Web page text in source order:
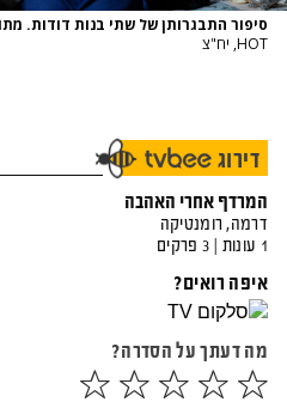
סיפור התבגרותן של שתי בנות דודות.
HOT, יח"צ